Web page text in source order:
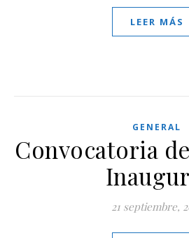
LEER MÁS
GENERAL
Convocatoria
21 septiembre,